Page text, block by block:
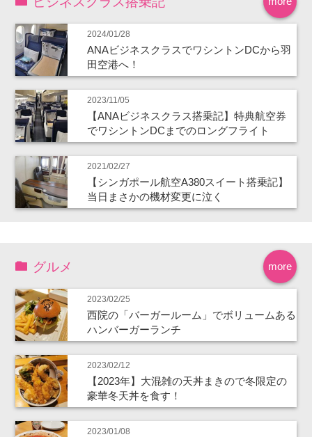
2024/01/28
ANAビジネスクラスでワシントンDCから羽
田空港へ！
2023/11/05
【ANAビジネスクラス搭乗記】特典航空券
でワシントンDCまでのロングフライト
2021/02/27
【シンガポール航空A380スイート搭乗記】
当日まさかの機材変更に泣く
more
グルメ
2023/02/25
西院の「バーガールーム」でボリュームある
ハンバーガーランチ
2023/02/12
【2023年】大混雑の天丼まきので冬限定の
豪華冬天丼を食す！
2023/01/08